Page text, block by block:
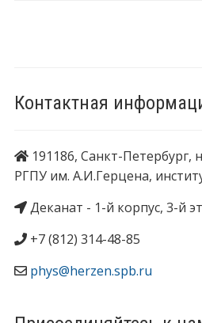
Контактная
191186, Санкт-Петербург,
РГПУ им. А.И.Герцена,
Деканат - 1-й корпус, 3-й
+7 (812) 314-48-85
phys@herzen.spb.ru